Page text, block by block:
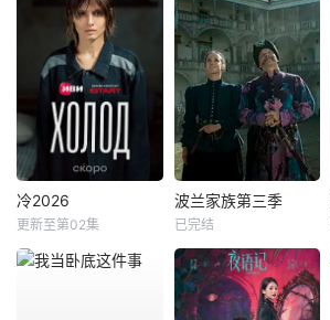
冷2026
更新至第02集
波兰家族第三季
已完结